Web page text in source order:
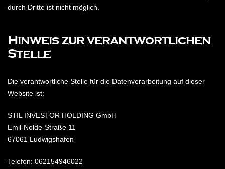
durch Dritte ist nicht möglich.
Hinweis zur verantwortlichen
Stelle
Die verantwortliche Stelle für die Datenverarbeitung auf dieser
Website ist:
STIL INVESTOR HOLDING GmbH
Emil-Nolde-Straße 11
67061 Ludwigshafen
Telefon: 062154946022